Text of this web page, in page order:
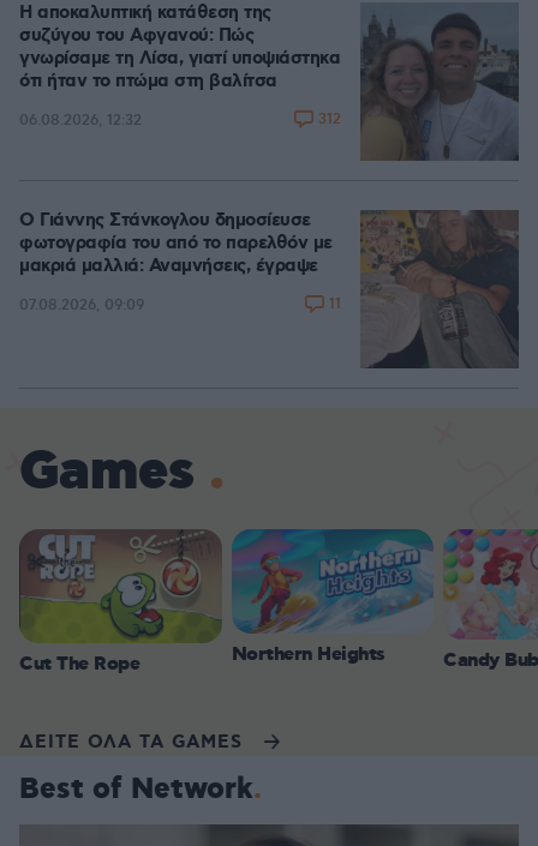
Η αποκαλυπτική κατάθεση της
συζύγου του Αφγανού: Πώς
γνωρίσαμε τη Λίσα, γιατί υποψιάστηκα
ότι ήταν το πτώμα στη βαλίτσα
06.08.2026, 12:32 312
Ο Γιάννης Στάνκογλου δημοσίευσε
φωτογραφία του από το παρελθόν με
μακριά μαλλιά: Αναμνήσεις, έγραψε
07.08.2026, 09:09 11
Games
Cut The Rope Northern Heights Candy
ΔΕΙΤΕ ΟΛΑ ΤΑ GAMES
Best of Network